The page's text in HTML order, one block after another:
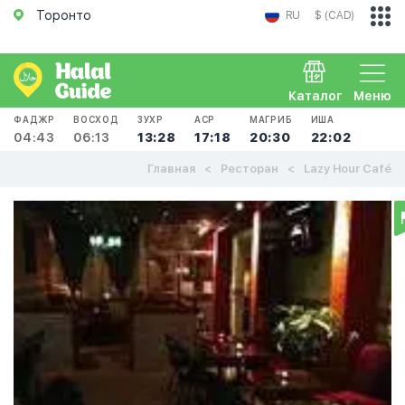
Торонто RU $ (CAD)
Меню
Каталог
ФАДЖР
04:43
ВОСХОД
06:13
ЗУХР
13:28
АСР
17:18
МАГРИБ
20:30
ИША
22:02
Главная Ресторан Lazy Hour Café